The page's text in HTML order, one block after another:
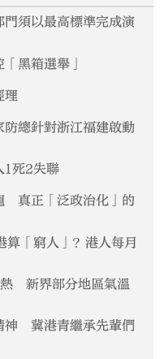
門須以最高標準完成演
黑箱選舉」
理
防總針對浙江福建啟動
1死2失聯
真正「泛政治化」的
算「窮人」？港人每月
新界部分地區氣溫
神 冀港青繼承先輩們